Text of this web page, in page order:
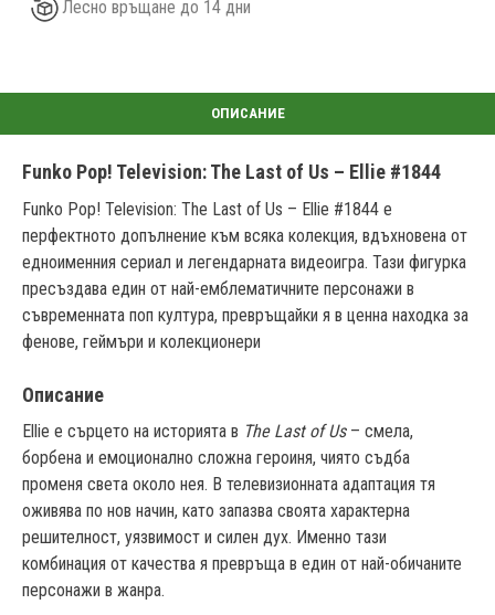
Лесно връщане до 14 дни
Funko Pop! Television: The Last of Us – Ellie #1844
Funko Pop! Television: The Last of Us – Ellie #1844 е
перфектното допълнение към всяка колекция, вдъхновена от
едноименния сериал и легендарната видеоигра. Тази фигурка
пресъздава един от най-емблематичните персонажи в
съвременната поп култура, превръщайки я в ценна находка за
фенове, геймъри и колекционери
Описание
Ellie е сърцето на историята в The Last of Us – смела,
борбена и емоционално сложна героиня, чиято съдба
променя света около нея. В телевизионната адаптация тя
оживява по нов начин, като запазва своята характерна
решителност, уязвимост и силен дух. Именно тази
комбинация от качества я превръща в един от най-обичаните
персонажи в жанра.